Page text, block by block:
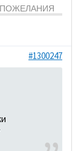
#1300247